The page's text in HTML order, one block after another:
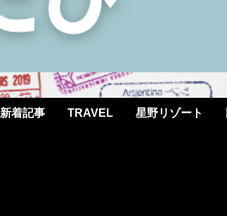
新着記事 TRAVEL 星野リゾート